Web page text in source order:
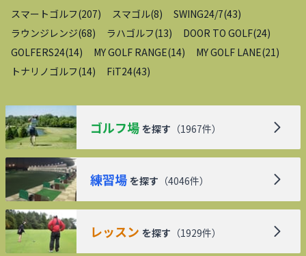
スマートゴルフ(207) スマゴル(8) SWING24/7(43)
ラウンジレンジ(68) ラハゴルフ(13) DOOR TO GOLF(24)
GOLFERS24(14) MY GOLF RANGE(14) MY GOLF LANE(21)
トナリノゴルフ(14) FiT24(43)
ゴルフ場 を探す （1967件）
練習場 を探す （4046件）
レッスン を探す （1929件）